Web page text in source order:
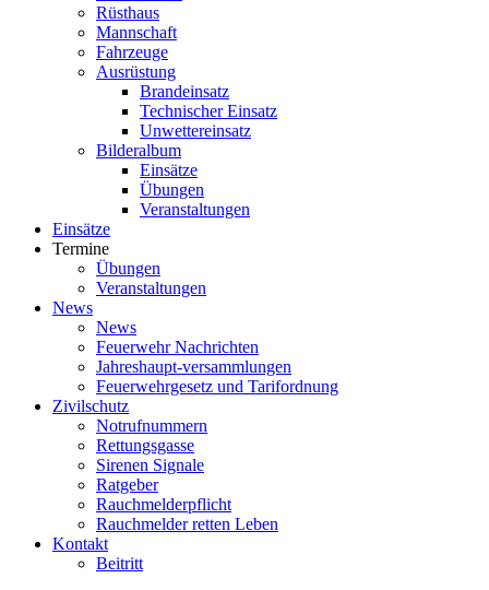
Rüsthaus
Mannschaft
Fahrzeuge
Ausrüstung
Brandeinsatz
Technischer Einsatz
Unwettereinsatz
Bilderalbum
Einsätze
Übungen
Veranstaltungen
Einsätze
Termine
Übungen
Veranstaltungen
News
News
Feuerwehr Nachrichten
Jahreshaupt-versammlungen
Feuerwehrgesetz und Tarifordnung
Zivilschutz
Notrufnummern
Rettungsgasse
Sirenen Signale
Ratgeber
Rauchmelderpflicht
Rauchmelder retten Leben
Kontakt
Beitritt